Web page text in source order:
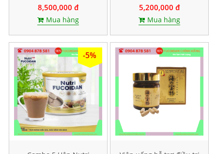
8,500,000 đ
Mua hàng
5,200,000 đ
Mua hàng
-5%